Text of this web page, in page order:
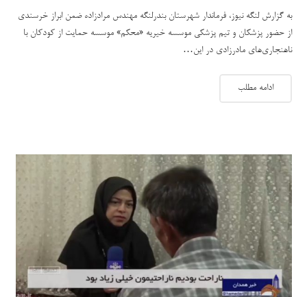
به گزارش لنگه نیوز، فرماندار شهرستان بندرلنگه مهندس مرادزاده ضمن ابراز خرسندی
از حضور پزشکان و تیم پزشکی موسسه خیریه «محکم» موسسه حمایت از کودکان با
ناهنجاری‌های مادرزادی در این…
ادامه مطلب